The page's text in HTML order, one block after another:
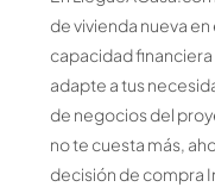
de vivienda nueva
capacidad
adapte a tus
de negocios del
no te cuesta más,
decisión de compra